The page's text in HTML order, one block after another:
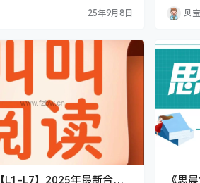
于思辨，让孩子从心底爱上阅读，
素养，培养终身阅读习惯。 读书会
学学士、硕士 曾任新东方教育集团
顶级教师培训师 曾荣获2002年C
25年9月8日
积累作
随时调
子们每
贝宝
L1-L7】2025年最新合集
《思